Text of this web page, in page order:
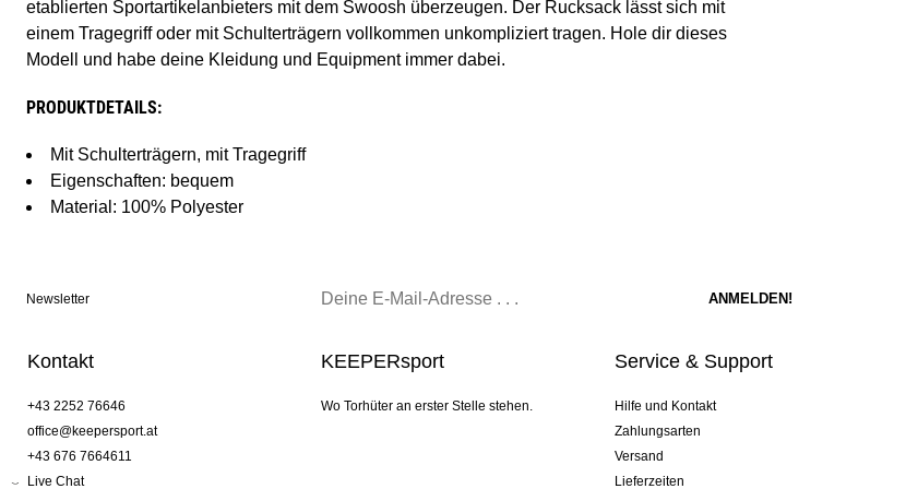
etablierten Sportartikelanbieters mit dem Swoosh überzeugen. Der Rucksack lässt sich mit
einem Tragegriff oder mit Schulterträgern vollkommen unkompliziert tragen. Hole dir dieses
Modell und habe deine Kleidung und Equipment immer dabei.
PRODUKTDETAILS:
Mit Schulterträgern, mit Tragegriff
Eigenschaften: bequem
Material: 100% Polyester
Newsletter
Kontakt
+43 2252 76646
office@keepersport.at
+43 676 7664611
Live Chat
KEEPERsport
Wo Torhüter an erster Stelle stehen.
Service & Support
Hilfe und Kontakt
Zahlungsarten
Versand
Lieferzeiten